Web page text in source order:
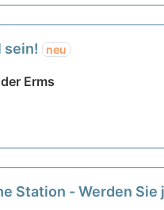
sein! neu
Erms
Station - Werden Sie